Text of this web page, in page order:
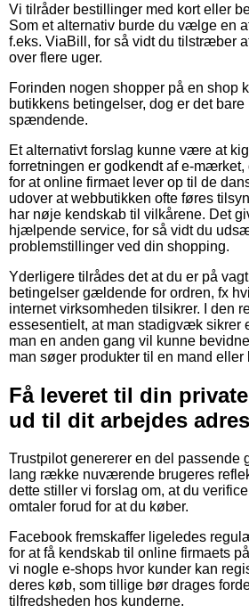
Vi tilråder bestillinger med kort eller
Som et alternativ burde du vælge en
f.eks. ViaBill, for så vidt du tilstræber
over flere uger.
Forinden nogen shopper på en shop
butikkens betingelser, dog er det
spændende.
Et alternativt forslag kunne være at
forretningen er godkendt af e-mærket,
for at online firmaet lever op til de
udover at webbutikken ofte føres
har nøje kendskab til vilkårene. Det
hjælpende service, for så vidt du
problemstillinger ved din shopping.
Yderligere tilrådes det at du er på
betingelser gældende for ordren, fx
internet virksomheden tilsikrer. I den
essesentielt, at man stadigvæk sikrer
man en anden gang vil kunne
man søger produkter til en mand eller
Få leveret til din
ud til dit arbejdes
Trustpilot genererer en del passende
lang række nuværende brugeres
dette stiller vi forslag om, at du
omtaler forud for at du køber.
Facebook fremskaffer ligeledes
for at få kendskab til online firmaets
vi nogle e-shops hvor kunder kan
deres køb, som tillige bør drages
tilfredsheden hos kunderne.